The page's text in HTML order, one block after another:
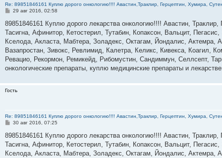
Re: 89851846161 Куплю дорого онкологию!!!! Авастин,Траклир, Герцептин, Хумира,
С
о
щ
е
и
е
29 авг 2016, 02:58
89851846161 Куплю дорого лекарства онкологию!!!! Авастин,
Тасигна, Афинитор, Кетостерил, Тутабин, Копаксон, Вальцит,
Кселода, Акласта, Мабтера, Золадекс, Октагам, Йондалис, Актемра,
Вазапростан, Зивокс, Ревлимид, Калетра, Келикс, Кивекса, Коагил,
Ревацио, Рекормон, Ремикейд, Рибомустин, Сандиммун, Селлсепт,
онкологические препараты, куплю медицинские препараты и
Гость
Re: 89851846161 Куплю дорого онкологию!!!! Авастин,Траклир, Герцептин, Хумира,
С
о
щ
е
30 авг 2016, 07:25
89851846161 Куплю дорого лекарства онкологию!!!! Авастин,
Тасигна, Афинитор, Кетостерил, Тутабин, Копаксон, Вальцит,
Кселода, Акласта, Мабтера, Золадекс, Октагам, Йондалис, Актемра,